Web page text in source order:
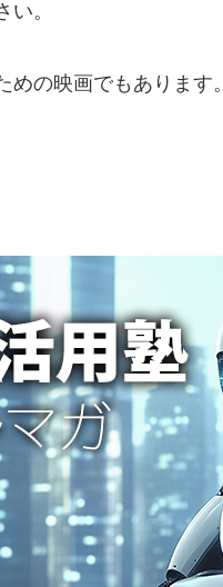
。
の映画でもあります。